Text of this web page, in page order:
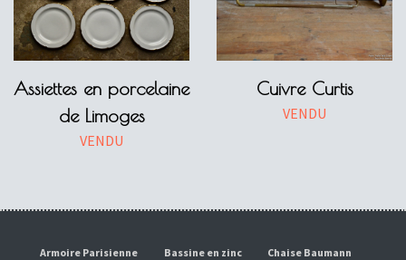
Assiettes en porcelaine
de Limoges
VENDU
Cuivre Curtis
VENDU
Armoire Parisienne Bassine en zinc
Chaise Baumann